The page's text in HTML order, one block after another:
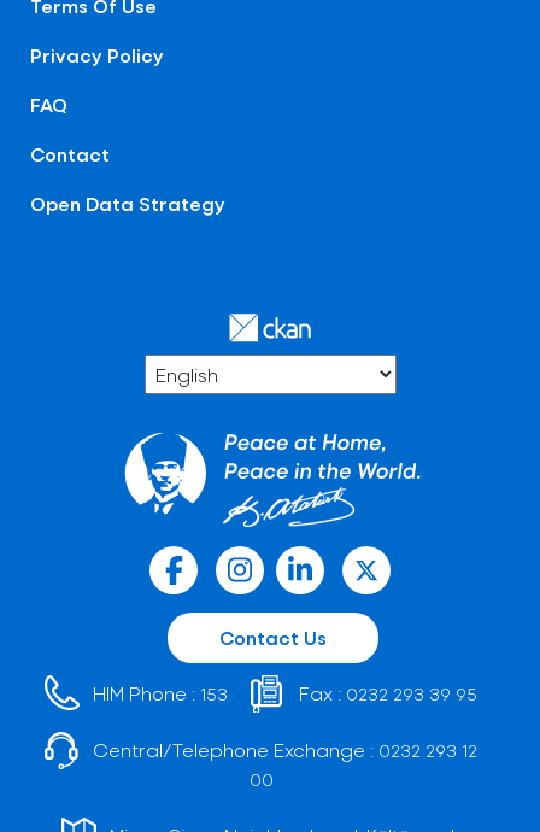
Terms Of Use
Privacy Policy
FAQ
Contact
Open Data Strategy
Contact Us
HIM Phone : 153 Fax : 0232 293 39 95
Central/Telephone Exchange : 0232 293 12
00